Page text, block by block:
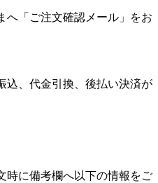
へ「ご注文確認メール」をお
込、代金引換、後払い決済が
時に備考欄へ以下の情報をご